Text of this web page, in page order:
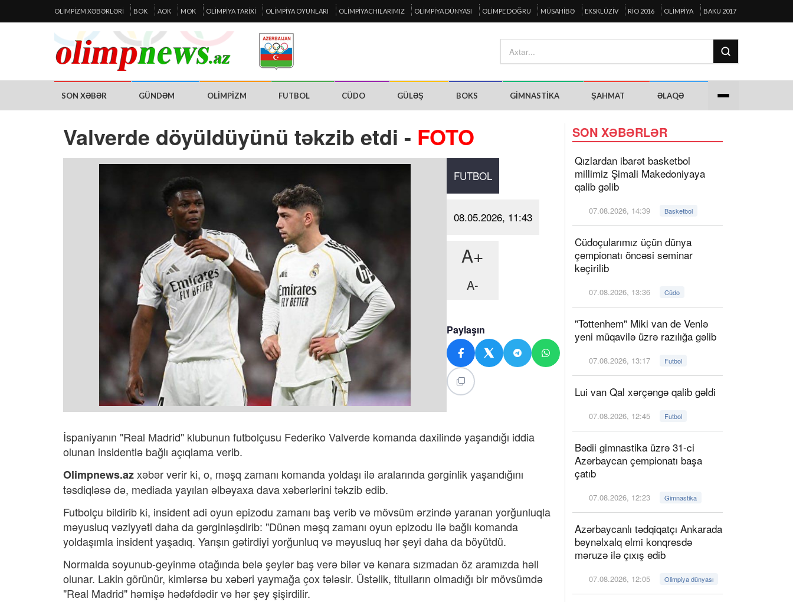
OLIMPIZM XƏBƏRLƏRI BOK AOK MOK OLIMPIYA TARIXI OLIMPIYA OYUNLARI OLIMPIYACHILARIMIZ OLIMPIYA DÜNYASI OLIMPE DOĞRU MÜSAHIBƏ EKSKLÜZIV RIO 2016 OLIMPIYA BAKU 2017
SON XƏBƏR GÜNDƏM OLIMPIZM FUTBOL CÜDO GÜLƏŞ BOKS GIMNASTIKA ŞAHMAT ƏLAQƏ
Valverde döyüldüyünü təkzib etdi - FOTO
FUTBOL
08.05.2026, 11:43
A+
A-
Paylaşın
İspaniyanın "Real Madrid" klubunun futbolçusu Federiko Valverde komanda daxilində yaşandığı iddia
olunan insidentlə bağlı açıqlama verib.
Olimpnews.azxəbər verir ki, o, məşq zamanı komanda yoldaşı ilə aralarında gərginlik yaşandığını
təsdiqləsə də, mediada yayılan əlbəyaxa dava xəbərlərini təkzib edib.
Futbolçu bildirib ki, insident adi oyun epizodu zamanı baş verib və mövsüm ərzində yaranan yorğunluqla
məyusluq vəziyyəti daha da gərginləşdirib: "Dünən məşq zamanı oyun epizodu ilə bağlı komanda
yoldaşımla insident yaşadıq. Yarışın gətirdiyi yorğunluq və məyusluq hər şeyi daha da böyütdü.
​Normalda soyunub-geyinmə otağında belə şeylər baş verə bilər və kənara sızmadan öz aramızda həll
olunar. Lakin görünür, kimlərsə bu xəbəri yaymağa çox tələsir. Üstəlik, titulların olmadığı bir mövsümdə
"Real Madrid" həmişə hədəfdədir və hər şey şişirdilir.
SON XƏBƏRLƏR
Qızlardan ibarət basketbol
millimiz Şimali Makedoniyaya
qalib gəlib
07.08.2026, 14:39 Basketbol
Cüdoçularımız üçün dünya
çempionatı öncəsi seminar
keçirilib
07.08.2026, 13:36 Cüdo
"Tottenhem" Miki van de Venlə
yeni müqavilə üzrə razılığa gəlib
07.08.2026, 13:17 Futbol
Lui van Qal xərçəngə qalib gəldi
07.08.2026, 12:45 Futbol
Bədii gimnastika üzrə 31-ci
Azərbaycan çempionatı başa
çatıb
07.08.2026, 12:23 Gimnastika
Azərbaycanlı tədqiqatçı Ankarada
beynəlxalq elmi konqresdə
məruzə ilə çıxış edib
07.08.2026, 12:05 Olimpiya dünyası